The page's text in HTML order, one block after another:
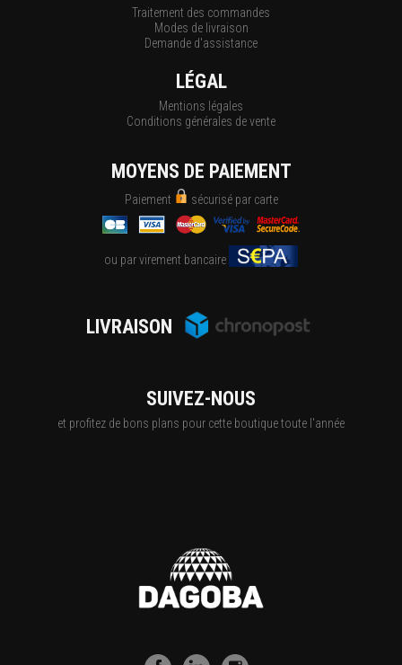
Traitement des commandes
Modes de livraison
Demande d'assistance
LÉGAL
Mentions légales
Conditions générales de vente
MOYENS DE PAIEMENT
Paiement sécurisé par carte
ou par virement bancaire
LIVRAISON
SUIVEZ-NOUS
et profitez de bons plans pour cette boutique toute l'année